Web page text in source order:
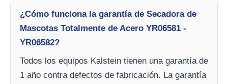
¿Cómo funciona la garantía de Secadora de
Mascotas Totalmente de Acero YR06581 -
YR06582?
Todos los equipos Kalstein tienen una garantía de
1 año contra defectos de fabricación. La garantía